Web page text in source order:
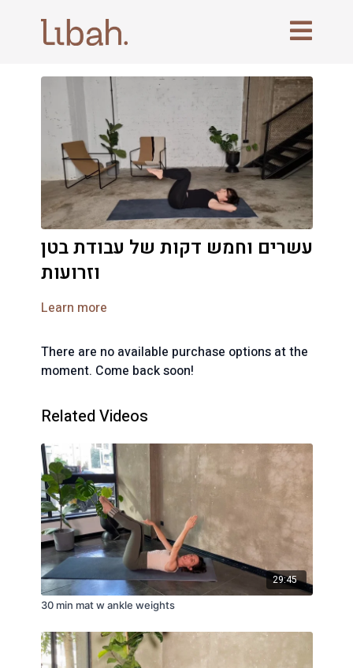
עשרים וחמש דקות של עבודת בטן
וזרועות
Learn more
There are no available purchase options at the
moment. Come back soon!
Related Videos
29:45
30 min mat w ankle weights